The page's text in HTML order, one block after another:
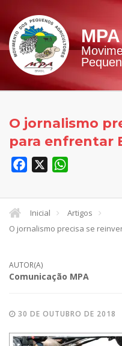
MPA
O jornalismo
para enfrentar
Facebook
Inicial
Artigos
O jornalismo precisa se
AUTOR(A)
Comunicação MPA
30 DE OUTUBRO DE 2018